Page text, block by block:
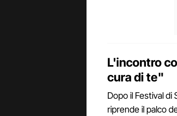
L'incontro
cura di te"
Dopo il Festival
riprende il palco